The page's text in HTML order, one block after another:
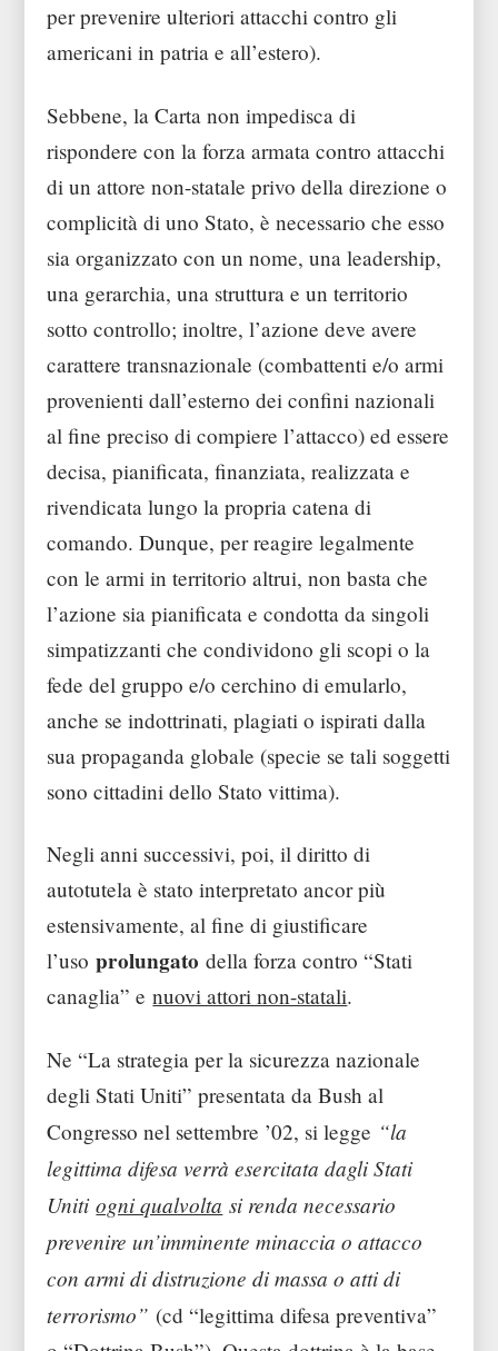
per prevenire ulteriori attacchi contro gli
americani in patria e all’estero).
Sebbene, la Carta non impedisca di
rispondere con la forza armata contro attacchi
di un attore non-statale privo della direzione o
complicità di uno Stato, è necessario che esso
sia organizzato con un nome, una leadership,
una gerarchia, una struttura e un territorio
sotto controllo; inoltre, l’azione deve avere
carattere transnazionale (combattenti e/o armi
provenienti dall’esterno dei confini nazionali
al fine preciso di compiere l’attacco) ed essere
decisa, pianificata, finanziata, realizzata e
rivendicata lungo la propria catena di
comando. Dunque, per reagire legalmente
con le armi in territorio altrui, non basta che
l’azione sia pianificata e condotta da singoli
simpatizzanti che condividono gli scopi o la
fede del gruppo e/o cerchino di emularlo,
anche se indottrinati, plagiati o ispirati dalla
sua propaganda globale (specie se tali soggetti
sono cittadini dello Stato vittima).
Negli anni successivi, poi, il diritto di
autotutela è stato interpretato ancor più
estensivamente, al fine di giustificare
l’usoprolungato della forza contro “Stati
canaglia” enuovi attori non-statali.
Ne “La strategia per la sicurezza nazionale
degli Stati Uniti” presentata da Bush al
Congresso nel settembre ’02, si legge “la
legittima difesa verrà esercitata dagli Stati
Unitiogni qualvolta si renda necessario
prevenire un’imminente minaccia o attacco
con armi di distruzione di massa o atti di
terrorismo” (cd “legittima difesa preventiva”